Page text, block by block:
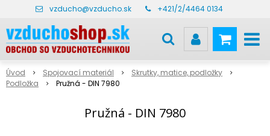
vzducho@vzducho.sk +421/2/4464 0134
Úvod Spojovací materiál
Skrutky, matice, podložky
Podložka
Pružná - DIN 7980
Pružná - DIN 7980